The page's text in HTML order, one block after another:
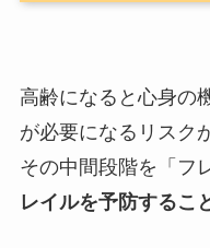
高齢になると心身の
が必要になるリスク
その中間段階を「フ
レイルを予防するこ